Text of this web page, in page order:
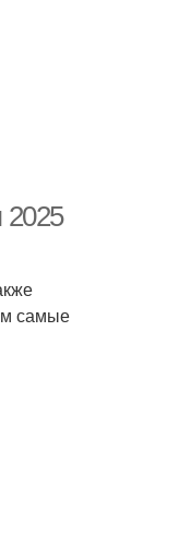
2025
самые